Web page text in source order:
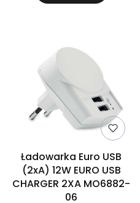
Ładowarka Euro USB
(2xA) 12W EURO USB
CHARGER 2XA MO6882-
06